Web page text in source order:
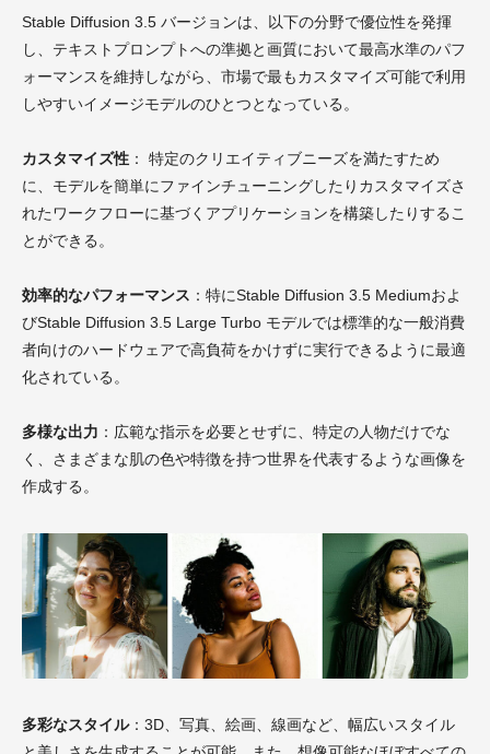
Stable Diffusion 3.5 バージョンは、以下の分野で優位性を発揮
し、テキストプロンプトへの準拠と画質において最高水準のパフ
ォーマンスを維持しながら、市場で最もカスタマイズ可能で利用
しやすいイメージモデルのひとつとなっている。
カスタマイズ性 ： 特定のクリエイティブニーズを満たすため
に、モデルを簡単にファインチューニングしたりカスタマイズさ
れたワークフローに基づくアプリケーションを構築したりするこ
とができる。
効率的なパフォーマンス ：特にStable Diffusion 3.5 Mediumおよ
びStable Diffusion 3.5 Large Turbo モデルでは標準的な一般消費
者向けのハードウェアで高負荷をかけずに実行できるように最適
化されている。
多様な出力 ：広範な指示を必要とせずに、特定の人物だけでな
く、さまざまな肌の色や特徴を持つ世界を代表するような画像を
作成する。
多彩なスタイル：3D、写真、絵画、線画など、幅広いスタイル